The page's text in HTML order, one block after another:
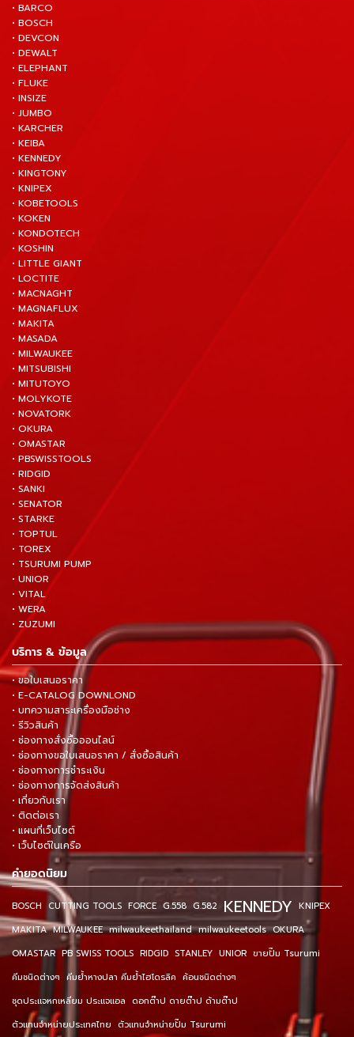
• BARCO
• BOSCH
• DEVCON
• DEWALT
• ELEPHANT
• FLUKE
• INSIZE
• JUMBO
• KARCHER
• KEIBA
• KENNEDY
• KINGTONY
• KNIPEX
• KOBETOOLS
• KOKEN
• KONDOTECH
• KOSHIN
• LITTLE GIANT
• LOCTITE
• MACNAGHT
• MAGNAFLUX
• MAKITA
• MASADA
• MILWAUKEE
• MITSUBISHI
• MITUTOYO
• MOLYKOTE
• NOVATORK
• OKURA
• OMASTAR
• PBSWISSTOOLS
• RIDGID
• SANKI
• SENATOR
• STARKE
• TOPTUL
• TOREX
• TSURUMI PUMP
• UNIOR
• VITAL
• WERA
• ZUZUMI
บริการ & ข้อมูล
• ขอใบเสนอราคา
• E-CATALOG DOWNLOND
• บทความสาระเครื่องมือช่าง
• รีวิวสินค้า
• ช่องทางสั่งซื้อออนไลน์
• ช่องทางขอใบเสนอราคา / สั่งซื้อสินค้า
• ช่องทางการชำระเงิน
• ช่องทางการจัดส่งสินค้า
• เกี่ยวกับเรา
• ติดต่อเรา
• แผนที่เว็บไซต์
• เว็บไซต์ในเครือ
คำยอดนิยม
BOSCH CUTTING TOOLS FORCE G.558 G.582 KENNEDY KNIPEX
MAKITA MILWAUKEE milwaukeethailand milwaukeetools OKURA
OMASTAR PB SWISS TOOLS RIDGID STANLEY UNIOR ขายปั๊ม Tsurumi
คีมชนิดต่างๆ คีมย้ำหางปลา คีมย้ำไฮโดรลิค ค้อนชนิดต่างๆ
ชุดประแจหกเหลี่ยม ประแจแอล ดอกต๊าป ดายต๊าป ด้ามต๊าป
ตัวแทนจำหน่ายประเทศไทย ตัวแทนจำหน่ายปั๊ม Tsurumi